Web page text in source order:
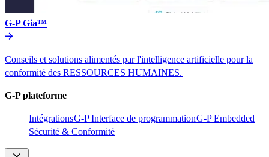
G-P Gia™​​
Conseils et solutions alimentés par l'intelligence artificielle pour la
conformité des RESSOURCES HUMAINES.​​
G-P plateforme​​
Intégrations​​G-P Interface de programmation​​G-P Embedded​​
Sécurité & Conformité​​